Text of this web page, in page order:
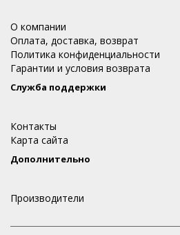
О компании
Оплата, доставка, возврат
Политика конфиденциальности
Гарантии и условия возврата
Служба поддержки
Контакты
Карта сайта
Дополнительно
Производители